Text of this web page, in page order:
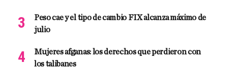
Peso cae y el tipo de cambio FIX alcanza máximo de
julio
Mujeres afganas: los derechos que perdieron con
los talibanes